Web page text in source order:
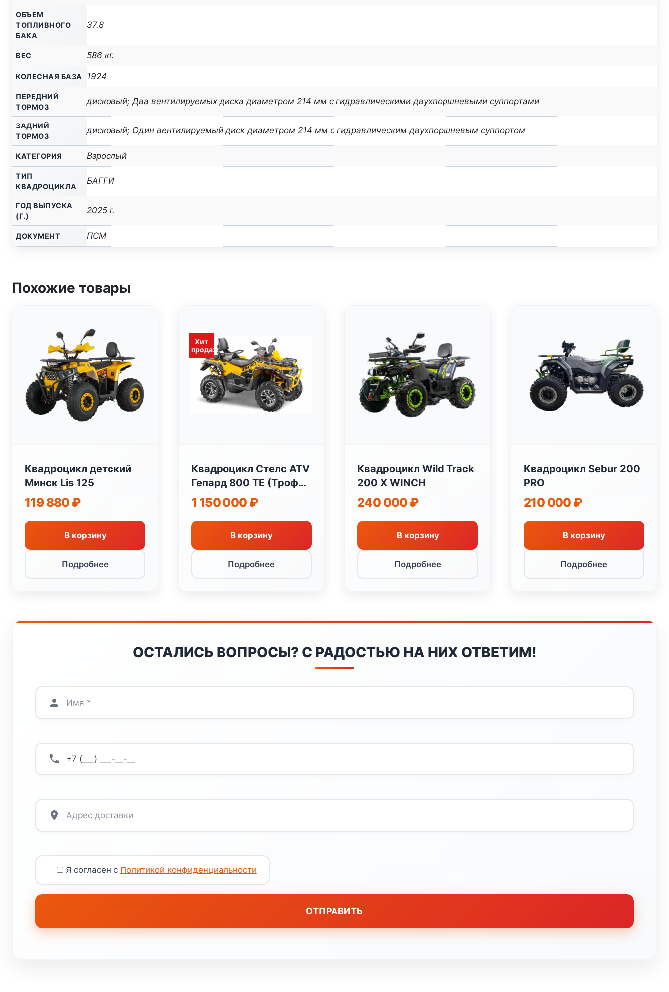
ОБЪЕМ
ТОПЛИВНОГО
БАКА
37.8
ВЕС 586 кг.
КОЛЕСНАЯ БАЗА 1924
ПЕРЕДНИЙ
ТОРМОЗ
дисковый; Два вентилируемых диска диаметром 214 мм с гидравлическими двухпоршневыми суппортами
ЗАДНИЙ
ТОРМОЗ
дисковый; Один вентилируемый диск диаметром 214 мм с гидравлическим двухпоршневым суппортом
КАТЕГОРИЯ Взрослый
ТИП
КВАДРОЦИКЛА
БАГГИ
ГОД ВЫПУСКА
(Г.)
2025 г.
ДОКУМЕНТ ПСМ
Похожие товары
Квадроцикл детский
Минск Lis 125
119 880 ₽
В корзину
Подробнее
Хит
продаж
Квадроцикл Стелс ATV
Гепард 800 TЕ (Tрофи)
2.0
1 150 000 ₽
В корзину
Подробнее
Квадроцикл Wild Track
200 X WINCH
240 000 ₽
В корзину
Подробнее
Квадроцикл Sebur 200
PRO
210 000 ₽
В корзину
Подробнее
ОСТАЛИСЬ ВОПРОСЫ? С РАДОСТЬЮ НА НИХ ОТВЕТИМ!
Я согласен с Политикой конфиденциальности